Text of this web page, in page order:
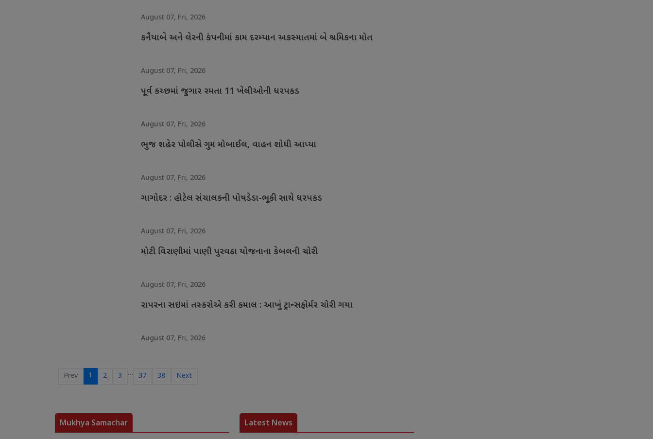
August 07, Fri, 2026
કનૈયાબે અને લેરની કંપનીમાં કામ દરમ્યાન અકસ્માતમાં બે શ્રમિકના મોત
August 07, Fri, 2026
પૂર્વ કચ્છમાં જુગાર રમતા 11 ખેલીઓની ધરપકડ
August 07, Fri, 2026
ભુજ શહેર પોલીસે ગુમ મોબાઈલ, વાહન શોધી આપ્યા
August 07, Fri, 2026
ગાગોદર : હોટેલ સંચાલકની પોષડેડા-ભૂકી સાથે ધરપકડ
August 07, Fri, 2026
મોટી વિરાણીમાં પાણી પુરવઠા યોજનાના કેબલની ચોરી
August 07, Fri, 2026
રાપરના સઇમાં તસ્કરોએ કરી કમાલ : આખું ટ્રાન્સફોર્મર ચોરી ગયા
August 07, Fri, 2026
Prev 1 2 3 … 37 38 Next
Mukhya Samachar Latest News